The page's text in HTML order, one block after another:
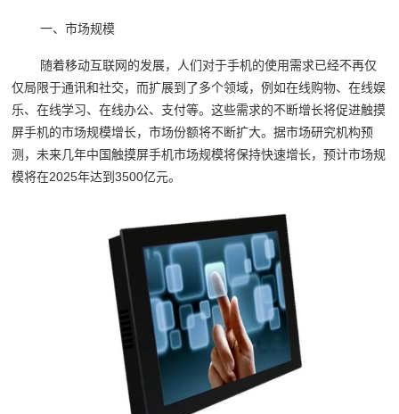
一、市场规模
随着移动互联网的发展，人们对于手机的使用需求已经不再仅
仅局限于通讯和社交，而扩展到了多个领域，例如在线购物、在线娱
乐、在线学习、在线办公、支付等。这些需求的不断增长将促进触摸
屏手机的市场规模增长，市场份额将不断扩大。据市场研究机构预
测，未来几年中国触摸屏手机市场规模将保持快速增长，预计市场规
模将在2025年达到3500亿元。